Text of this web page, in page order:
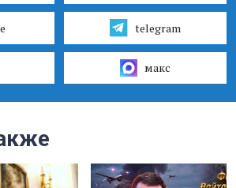
telegram
макс